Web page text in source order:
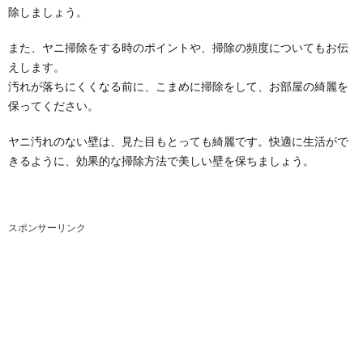
除しましょう。
また、ヤニ掃除をする時のポイントや、掃除の頻度についてもお伝
えします。
汚れが落ちにくくなる前に、こまめに掃除をして、お部屋の綺麗を
保ってください。
ヤニ汚れのない壁は、見た目もとっても綺麗です。快適に生活がで
きるように、効果的な掃除方法で美しい壁を保ちましょう。
スポンサーリンク